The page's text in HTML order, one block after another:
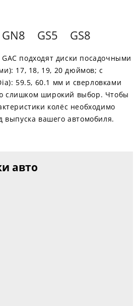
GN8 GS5 GS8
подходят диски посадочными
17, 18, 19, 20 дюймов; с
59.5, 60.1 мм и сверловками
слишком широкий выбор. Чтобы
колёс необходимо
выпуска вашего автомобиля.
авто